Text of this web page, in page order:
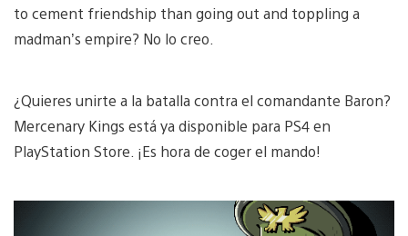
to cement friendship than going out and toppling a
madman’s empire? No lo creo.
¿Quieres unirte a la batalla contra el comandante Baron?
Mercenary Kings está ya disponible para PS4 en
PlayStation Store. ¡Es hora de coger el mando!